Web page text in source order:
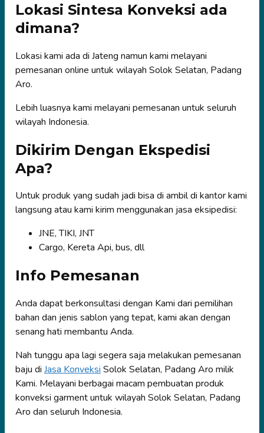
Lokasi Sintesa Konveksi ada
dimana?
Lokasi kami ada di Jateng namun kami melayani
pemesanan online untuk wilayah Solok Selatan, Padang
Aro.
Lebih luasnya kami melayani pemesanan untuk seluruh
wilayah Indonesia.
Dikirim Dengan Ekspedisi
Apa?
Untuk produk yang sudah jadi bisa di ambil di kantor kami
langsung atau kami kirim menggunakan jasa eksipedisi:
JNE, TIKI, JNT
Cargo, Kereta Api, bus, dll
Info Pemesanan
Anda dapat berkonsultasi dengan Kami dari pemilihan
bahan dan jenis sablon yang tepat, kami akan dengan
senang hati membantu Anda.
Nah tunggu apa lagi segera saja melakukan pemesanan
baju di Jasa Konveksi Solok Selatan, Padang Aro milik
Kami. Melayani berbagai macam pembuatan produk
konveksi garment untuk wilayah Solok Selatan, Padang
Aro dan seluruh Indonesia.